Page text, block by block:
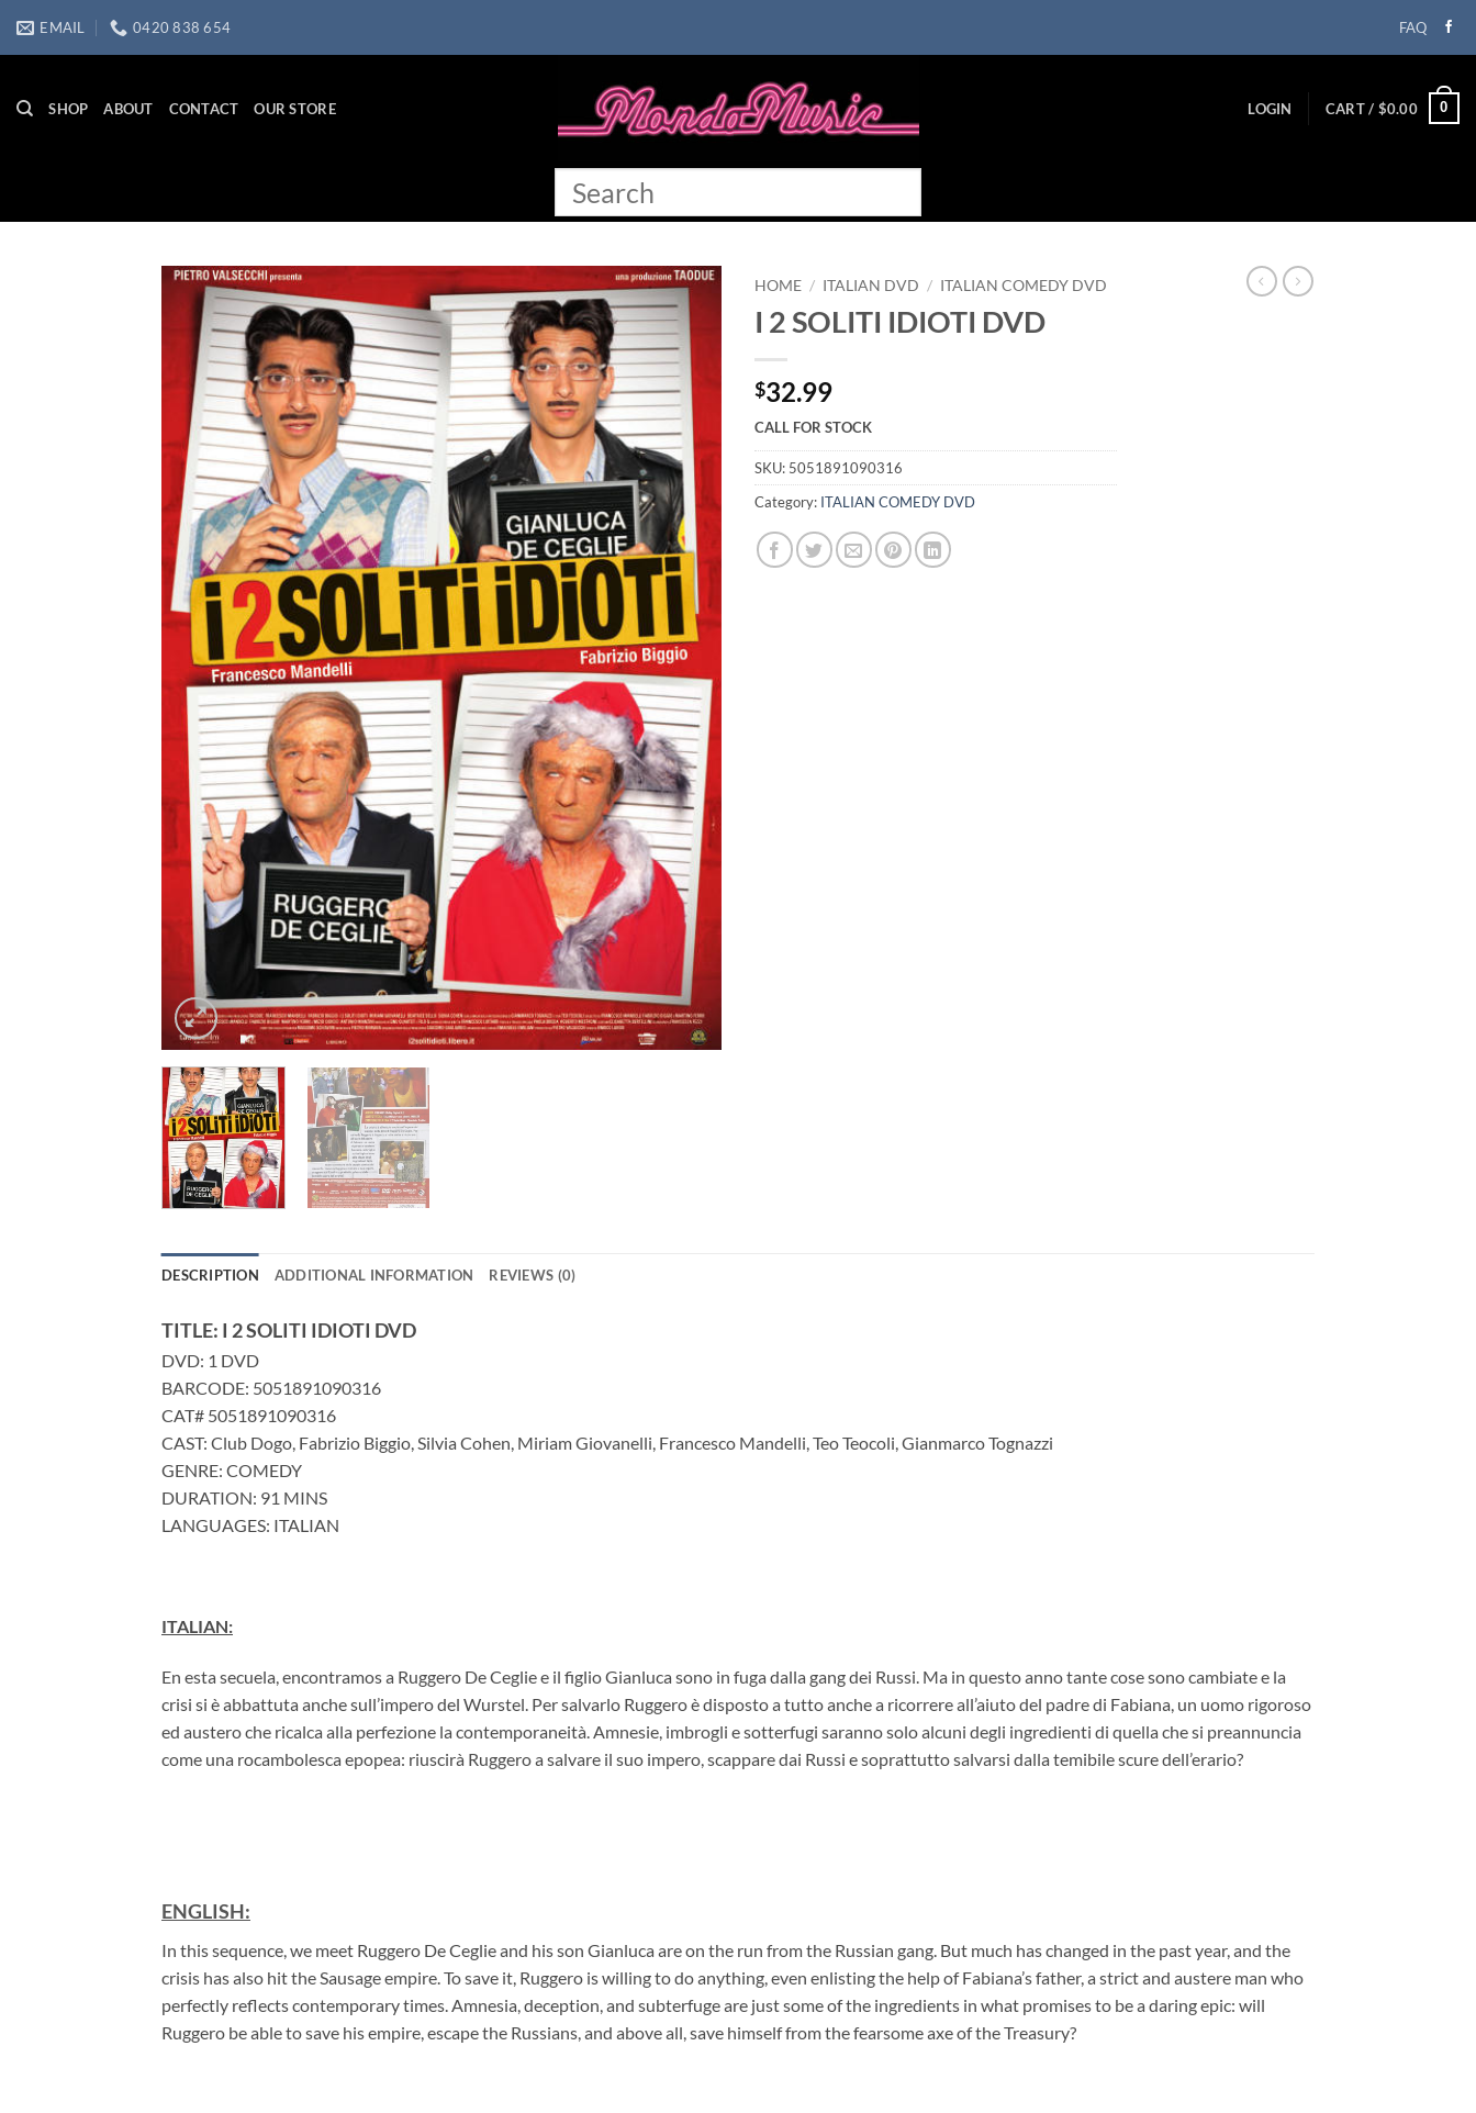
EMAIL 0420 838 654 FAQ
SHOP ABOUT CONTACT OUR STORE LOGIN CART / $0.00 0
HOME / ITALIAN DVD / ITALIAN COMEDY DVD
I 2 SOLITI IDIOTI DVD
$32.99
CALL FOR STOCK
SKU: 5051891090316
Category: ITALIAN COMEDY DVD
DESCRIPTION ADDITIONAL INFORMATION REVIEWS (0)
TITLE: I 2 SOLITI IDIOTI DVD
DVD: 1 DVD
BARCODE: 5051891090316
CAT# 5051891090316
CAST: Club Dogo, Fabrizio Biggio, Silvia Cohen, Miriam Giovanelli, Francesco Mandelli, Teo Teocoli, Gianmarco Tognazzi
GENRE: COMEDY
DURATION: 91 MINS
LANGUAGES: ITALIAN
ITALIAN:
En esta secuela, encontramos a Ruggero De Ceglie e il figlio Gianluca sono in fuga dalla gang dei Russi. Ma in questo anno tante cose sono cambiate e la
crisi si è abbattuta anche sull’impero del Wurstel. Per salvarlo Ruggero è disposto a tutto anche a ricorrere all’aiuto del padre di Fabiana, un uomo rigoroso
ed austero che ricalca alla perfezione la contemporaneità. Amnesie, imbrogli e sotterfugi saranno solo alcuni degli ingredienti di quella che si preannuncia
come una rocambolesca epopea: riuscirà Ruggero a salvare il suo impero, scappare dai Russi e soprattutto salvarsi dalla temibile scure dell’erario?
ENGLISH:
In this sequence, we meet Ruggero De Ceglie and his son Gianluca are on the run from the Russian gang. But much has changed in the past year, and the
crisis has also hit the Sausage empire. To save it, Ruggero is willing to do anything, even enlisting the help of Fabiana’s father, a strict and austere man who
perfectly reflects contemporary times. Amnesia, deception, and subterfuge are just some of the ingredients in what promises to be a daring epic: will
Ruggero be able to save his empire, escape the Russians, and above all, save himself from the fearsome axe of the Treasury?